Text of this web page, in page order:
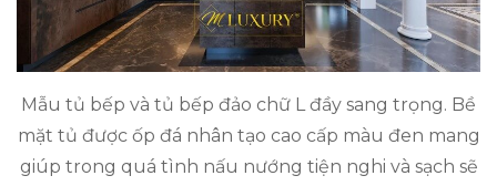
Mẫu tủ bếp và tủ bếp đảo chữ L đầy sang trọng. Bề
mặt tủ được ốp đá nhân tạo cao cấp màu đen mang
giúp trong quá tình nấu nướng tiện nghi và sạch sẽ